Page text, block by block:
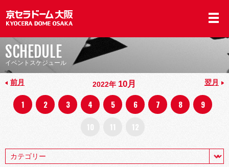
SCHEDULE
イベントスケジュール
前月 2022年 10月 翌月
1 2 3 4 5 6 7 8
9
10
11 12